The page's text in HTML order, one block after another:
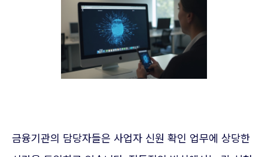
금융기관의 담당자들은 사업자 신원 확인 업무에 상당한